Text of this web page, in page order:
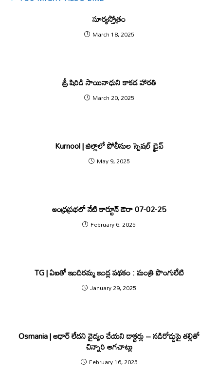
సూర్యస్తోత్రం
March 18, 2025
శ్రీ షిరిడి సాయినాధుని కాకడ హారతి
March 20, 2025
Kurnool | జిల్లాలో పోలీసుల స్పెషల్ డ్రైవ్
May 9, 2025
ఆంధ్రప్రభలో నేటి కార్టూన్ ఔరా 07-02-25
February 6, 2025
TG | ఏ‌ఐతో ఇందిర‌మ్మ ఇండ్ల పథకం : మంత్రి పొంగులేటి
January 29, 2025
Osmania | ఆధార్ లేదని వైద్యం చేయ‌ని డాక్ట‌ర్లు – నడిరోడ్డుపై తల్లితో
చిన్నారి అగచాట్లు
February 16, 2025